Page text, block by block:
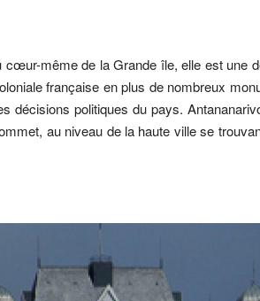
même de la Grande île, elle est une
française en plus de nombreux
décisions politiques du pays.
au niveau de la haute ville se